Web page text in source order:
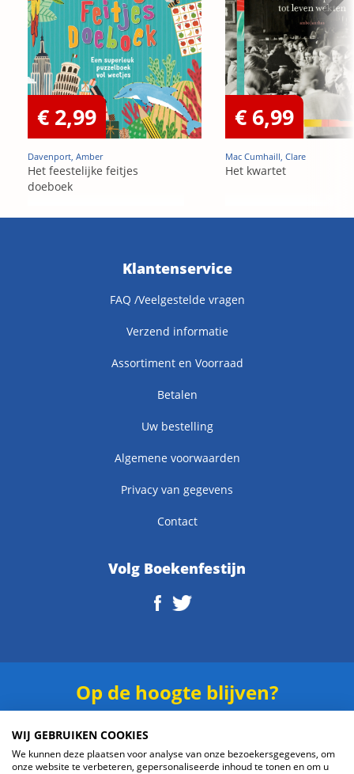
€ 2,99
Davenport, Amber
Het feestelijke feitjes
doeboek
€ 6,99
Mac Cumhaill, Clare
Het kwartet
Klantenservice
FAQ /Veelgestelde vragen
Verzend informatie
Assortiment en Voorraad
Betalen
Uw bestelling
Algemene voorwaarden
Privacy van gegevens
Contact
Volg Boekenfestijn
Op de hoogte blijven?
WIJ GEBRUIKEN COOKIES
We kunnen deze plaatsen voor analyse van onze bezoekersgegevens, om
onze website te verbeteren, gepersonaliseerde inhoud te tonen en om u